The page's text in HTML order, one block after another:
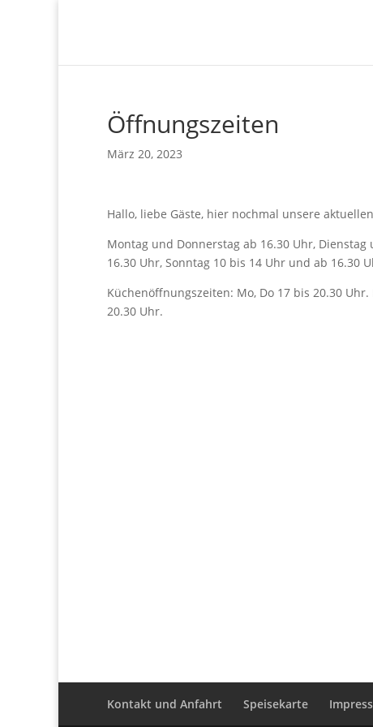
Öffnungszeiten
März 20, 2023
Hallo, liebe Gäste, hier nochmal unsere
Montag und Donnerstag ab 16.30 Uhr,
16.30 Uhr, Sonntag 10 bis 14 Uhr und ab 16.30
Küchenöffnungszeiten: Mo, Do 17 bis 20.30
20.30 Uhr.
Kontakt und Anfahrt Speisekarte